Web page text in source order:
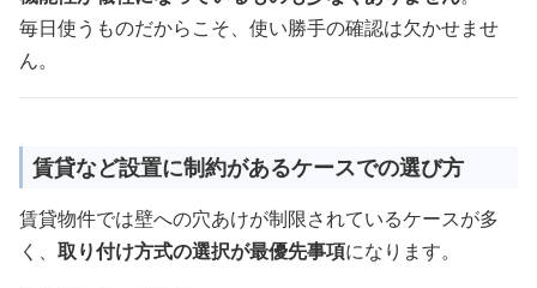
毎日使うものだからこそ、使い勝手の確認は欠かせませ
ん。
賃貸など設置に制約があるケースでの選び方
賃貸物件では壁への穴あけが制限されているケースが多
く、 取り付け方式の選択が最優先事項になります。